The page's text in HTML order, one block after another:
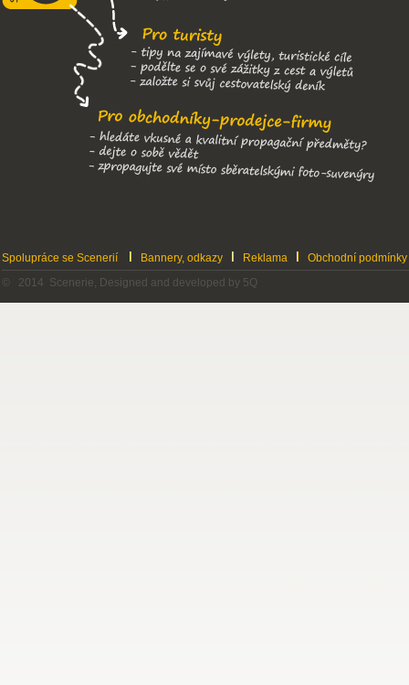
Spolupráce se Scenerií Bannery, odkazy Reklama
Obchodní podmínky
© 2014 Scenerie, Designed and developed by 5Q